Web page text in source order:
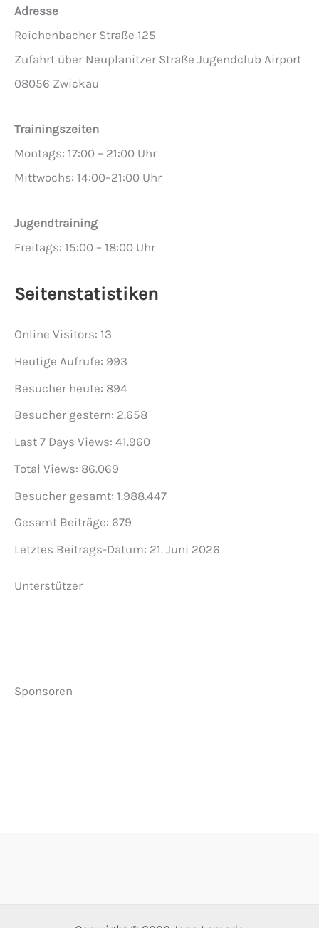
Adresse
Reichenbacher Straße 125
Zufahrt über Neuplanitzer Straße Jugendclub Airport
08056 Zwickau
Trainingszeiten
Montags: 17:00 – 21:00 Uhr
Mittwochs: 14:00–21:00 Uhr
Jugendtraining
Freitags: 15:00 – 18:00 Uhr
Seitenstatistiken
Online Visitors: 13
Heutige Aufrufe: 993
Besucher heute: 894
Besucher gestern: 2.658
Last 7 Days Views: 41.960
Total Views: 86.069
Besucher gesamt: 1.988.447
Gesamt Beiträge: 679
Letztes Beitrags-Datum: 21. Juni 2026
Unterstützer
Sponsoren